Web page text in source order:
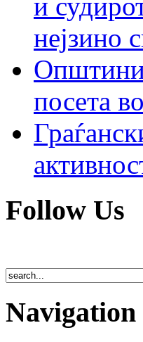
и
нејзино
посета
Follow Us
Navigation